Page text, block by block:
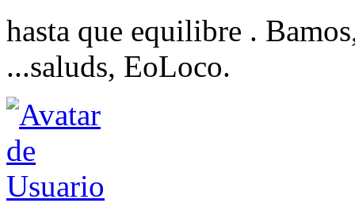
hasta que equilibre .
...saluds, EoLoco.